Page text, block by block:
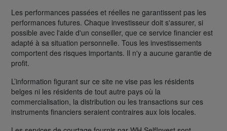
Les performances passées et réelles ne garantissent pas les
performances futures. Chaque investisseur doit s'assurer, si
possible avec l'aide d'un conseiller, que ce service financier est
adapté à sa situation personnelle. Tous les investissements
comportent des risques importants. Il n'y a aucune garantie de
profit.
L’information figurant sur ce site ne vise pas les résidents
belges ni les résidents de tout autre pays où la
commercialisation, la distribution ou les transactions sur ces
instruments financiers seraient contraires aux lois locales.